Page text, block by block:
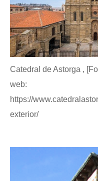
Catedral de Astorga ,
web:
https://
exterior/